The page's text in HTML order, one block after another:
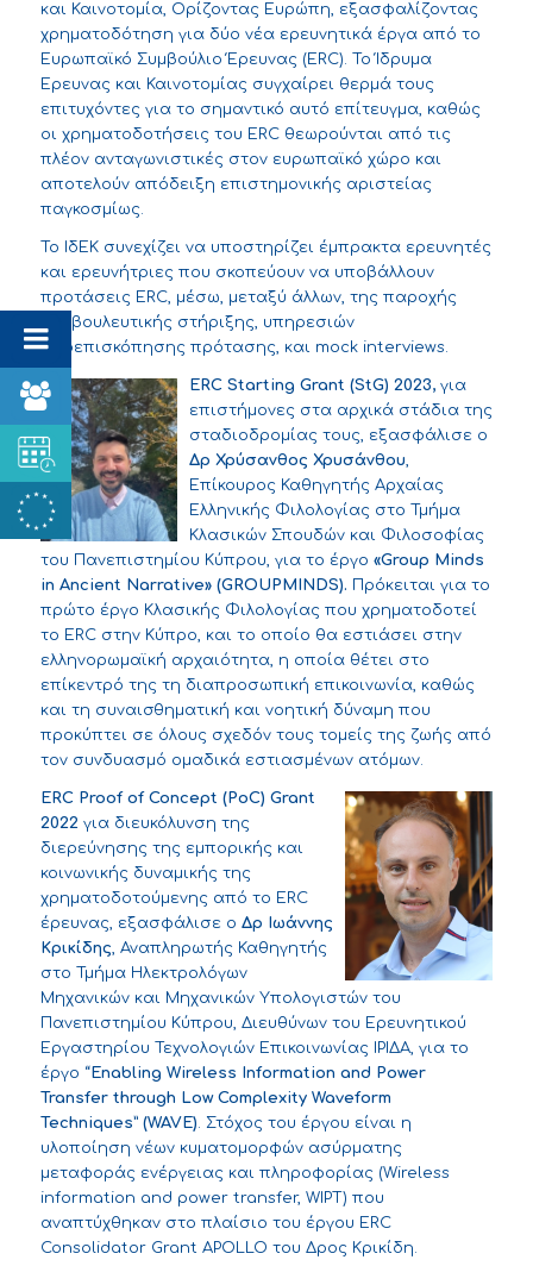
και Καινοτομία, Ορίζοντας Ευρώπη, εξασφαλίζοντας
χρηματοδότηση για δύο νέα ερευνητικά έργα από το
Ευρωπαϊκό Συμβούλιο Έρευνας (ERC). Το Ίδρυμα
Έρευνας και Καινοτομίας συγχαίρει θερμά τους
επιτυχόντες για το σημαντικό αυτό επίτευγμα, καθώς
οι χρηματοδοτήσεις του ERC θεωρούνται από τις
πλέον ανταγωνιστικές στον ευρωπαϊκό χώρο και
αποτελούν απόδειξη επιστημονικής αριστείας
παγκοσμίως.
Το ΙδΕΚ συνεχίζει να υποστηρίζει έμπρακτα ερευνητές
και ερευνήτριες που σκοπεύουν να υποβάλλουν
προτάσεις ERC, μέσω, μεταξύ άλλων, της παροχής
συμβουλευτικής στήριξης, υπηρεσιών
προεπισκόπησης πρότασης, και mock interviews.
ERC Starting Grant (StG) 2023, για
επιστήμονες στα αρχικά στάδια της
σταδιοδρομίας τους, εξασφάλισε ο
Δρ Χρύσανθος Χρυσάνθου,
Επίκουρος Καθηγητής Αρχαίας
Ελληνικής Φιλολογίας στο Τμήμα
Κλασικών Σπουδών και Φιλοσοφίας
του Πανεπιστημίου Κύπρου, για το έργο «Group Minds
in Ancient Narrative» (GROUPMINDS). Πρόκειται για το
πρώτο έργο Κλασικής Φιλολογίας που χρηματοδοτεί
το ERC στην Κύπρο, και το οποίο θα εστιάσει στην
ελληνορωμαϊκή αρχαιότητα, η οποία θέτει στο
επίκεντρό της τη διαπροσωπική επικοινωνία, καθώς
και τη συναισθηματική και νοητική δύναμη που
προκύπτει σε όλους σχεδόν τους τομείς της ζωής από
τον συνδυασμό ομαδικά εστιασμένων ατόμων.
ERC Proof of Concept (PoC) Grant
2022 για διευκόλυνση της
διερεύνησης της εμπορικής και
κοινωνικής δυναμικής της
χρηματοδοτούμενης από το ERC
έρευνας, εξασφάλισε ο Δρ Ιωάννης
Κρικίδης, Αναπληρωτής Καθηγητής
στο Τμήμα Ηλεκτρολόγων
Μηχανικών και Μηχανικών Υπολογιστών του
Πανεπιστημίου Κύπρου, Διευθύνων του Ερευνητικού
Εργαστηρίου Τεχνολογιών Επικοινωνίας ΙΡΙΔΑ, για το
έργο “Enabling Wireless Information and Power
Transfer through Low Complexity Waveform
Techniques” (WAVE). Στόχος του έργου είναι η
υλοποίηση νέων κυματομορφών ασύρματης
μεταφοράς ενέργειας και πληροφορίας (Wireless
information and power transfer, WIPT) που
αναπτύχθηκαν στο πλαίσιο του έργου ERC
Consolidator Grant APOLLO του Δρος Κρικίδη.